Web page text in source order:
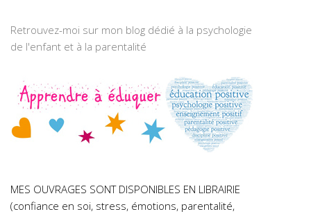
Retrouvez-moi sur mon blog dédié à la psychologie
de l'enfant et à la parentalité
MES OUVRAGES SONT DISPONIBLES EN LIBRAIRIE
(confiance en soi, stress, émotions, parentalité,